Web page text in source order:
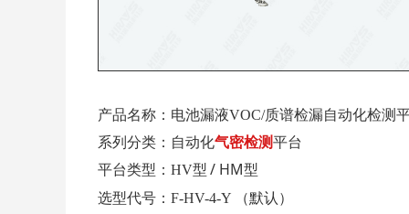
产品名称：电池漏液VOC/质谱检漏自动化检测
系列分类： 自动化气密检测平台
平台类型： HV型 / HM型
选型代号： F-HV-4-Y
（默认）